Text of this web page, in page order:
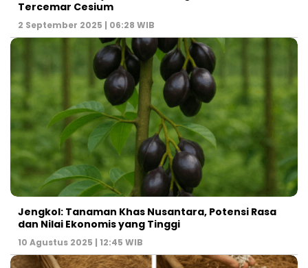
Tercemar Cesium
2 September 2025 | 06:28 WIB
Jengkol: Tanaman Khas Nusantara, Potensi Rasa
dan Nilai Ekonomis yang Tinggi
10 Agustus 2025 | 12:45 WIB